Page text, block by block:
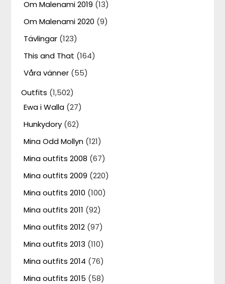
Om Malenami 2019 (13)
Om Malenami 2020 (9)
Tävlingar (123)
This and That (164)
Våra vänner (55)
Outfits (1,502)
Ewa i Walla (27)
Hunkydory (62)
Mina Odd Mollyn (121)
Mina outfits 2008 (67)
Mina outfits 2009 (220)
Mina outfits 2010 (100)
Mina outfits 2011 (92)
Mina outfits 2012 (97)
Mina outfits 2013 (110)
Mina outfits 2014 (76)
Mina outfits 2015 (58)